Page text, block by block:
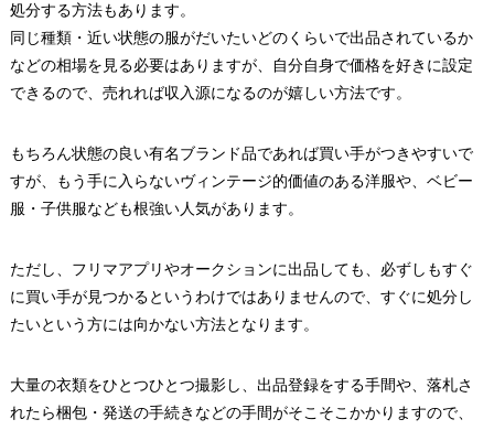
処分する方法もあります。
同じ種類・近い状態の服がだいたいどのくらいで出品されているか
などの相場を見る必要はありますが、自分自身で価格を好きに設定
できるので、売れれば収入源になるのが嬉しい方法です。
もちろん状態の良い有名ブランド品であれば買い手がつきやすいで
すが、もう手に入らないヴィンテージ的価値のある洋服や、ベビー
服・子供服なども根強い人気があります。
ただし、フリマアプリやオークションに出品しても、必ずしもすぐ
に買い手が見つかるというわけではありませんので、すぐに処分し
たいという方には向かない方法となります。
大量の衣類をひとつひとつ撮影し、出品登録をする手間や、落札さ
れたら梱包・発送の手続きなどの手間がそこそこかかりますので、